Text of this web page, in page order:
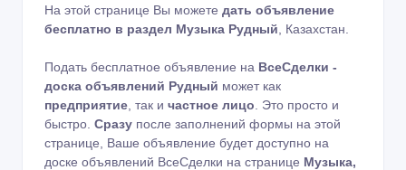
На этой странице Вы можете дать объявление
бесплатно в раздел Музыка Рудный , Казахстан.
Подать бесплатное объявление на ВсеСделки -
доска объявлений Рудный может как
предприятие , так и частное лицо . Это просто и
быстро. Сразу после заполнений формы на этой
странице, Ваше объявление будет доступно на
доске объявлений ВсеСделки на странице Музыка,